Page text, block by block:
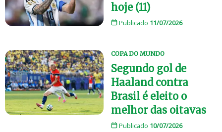
hoje (11)
Publicado 11/07/2026
COPA DO MUNDO
Segundo gol de
Haaland contra
Brasil é eleito o
melhor das oitavas
Publicado 10/07/2026